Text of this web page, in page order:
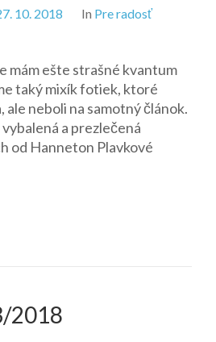
10. 2018 In Pre radosť
mám ešte strašné kvantum
taký mixík fotiek, ktoré
ale neboli na samotný článok.
a prezlečená
od Hanneton Plavkové
2018